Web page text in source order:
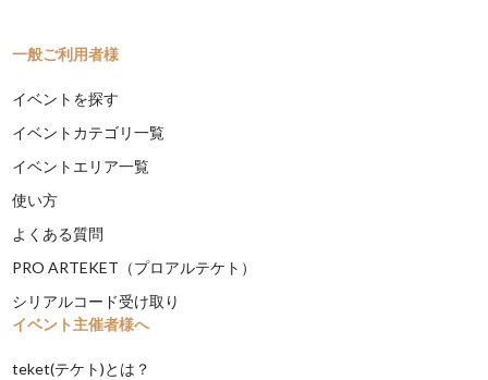
一般ご利用者様
イベントを探す
イベントカテゴリ一覧
イベントエリア一覧
使い方
よくある質問
PRO ARTEKET（プロアルテケト）
シリアルコード受け取り
イベント主催者様へ
teket(テケト)とは？